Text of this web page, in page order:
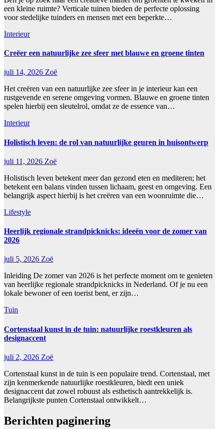
een kleine ruimte? Verticale tuinen bieden de perfecte oplossing
voor stedelijke tuinders en mensen met een beperkte…
Interieur
Creëer een natuurlijke zee sfeer met blauwe en groene tinten
juli 14, 2026 Zoë
Het creëren van een natuurlijke zee sfeer in je interieur kan een
rustgevende en serene omgeving vormen. Blauwe en groene tinten
spelen hierbij een sleutelrol, omdat ze de essence van…
Interieur
Holistisch leven: de rol van natuurlijke geuren in huisontwerp
juli 11, 2026 Zoë
Holistisch leven betekent meer dan gezond eten en mediteren; het
betekent een balans vinden tussen lichaam, geest en omgeving. Een
belangrijk aspect hierbij is het creëren van een woonruimte die…
Lifestyle
Heerlijk regionale strandpicknicks: ideeën voor de zomer van
2026
juli 5, 2026 Zoë
Inleiding De zomer van 2026 is het perfecte moment om te genieten
van heerlijke regionale strandpicknicks in Nederland. Of je nu een
lokale bewoner of een toerist bent, er zijn…
Tuin
Cortenstaal kunst in de tuin: natuurlijke roestkleuren als
designaccent
juli 2, 2026 Zoë
Cortenstaal kunst in de tuin is een populaire trend. Cortenstaal, met
zijn kenmerkende natuurlijke roestkleuren, biedt een uniek
designaccent dat zowel robuust als esthetisch aantrekkelijk is.
Belangrijkste punten Cortenstaal ontwikkelt…
Berichten paginering